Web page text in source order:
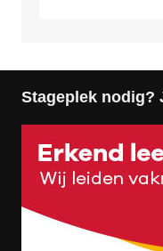
Stageplek nodig?